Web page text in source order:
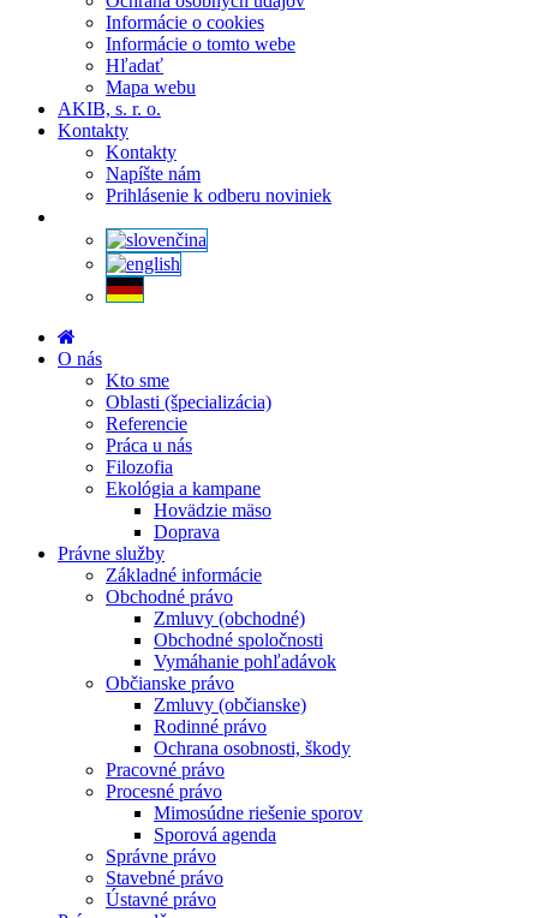
Informácie o cookies
Informácie o tomto webe
Hľadať
Mapa webu
AKIB, s. r. o.
Kontakty
Kontakty
Napíšte nám
Prihlásenie k odberu noviniek
O nás
Kto sme
Oblasti (špecializácia)
Referencie
Práca u nás
Filozofia
Ekológia a kampane
Hovädzie mäso
Doprava
Právne služby
Základné informácie
Obchodné právo
Zmluvy (obchodné)
Obchodné spoločnosti
Vymáhanie pohľadávok
Občianske právo
Zmluvy (občianske)
Rodinné právo
Ochrana osobnosti, škody
Pracovné právo
Procesné právo
Mimosúdne riešenie sporov
Sporová agenda
Správne právo
Stavebné právo
Ústavné právo